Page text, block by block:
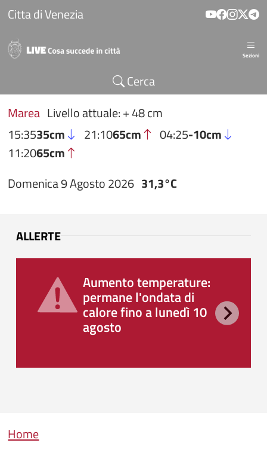
Salta al contenuto principale
Citta di Venezia
Sezioni
Cerca
Marea Livello attuale: + 48 cm
15:3535cm 21:1065cm 04:25-10cm
11:2065cm
Domenica 9 Agosto 2026 31,3°C
ALLERTE
Aumento temperature:
permane l'ondata di
calore fino a lunedì 10
agosto
Briciole di pane
Home